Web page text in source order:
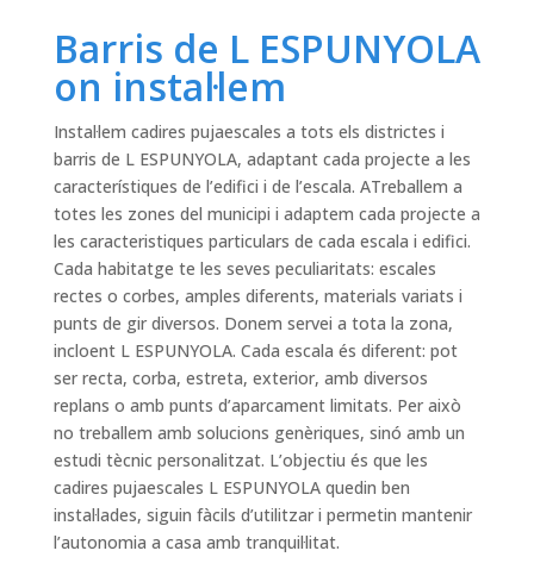
Barris de L ESPUNYOLA
on instal·lem
Instal·lem cadires pujaescales a tots els districtes i
barris de L ESPUNYOLA, adaptant cada projecte a les
característiques de l’edifici i de l’escala. ATreballem a
totes les zones del municipi i adaptem cada projecte a
les caracteristiques particulars de cada escala i edifici.
Cada habitatge te les seves peculiaritats: escales
rectes o corbes, amples diferents, materials variats i
punts de gir diversos. Donem servei a tota la zona,
incloent L ESPUNYOLA. Cada escala és diferent: pot
ser recta, corba, estreta, exterior, amb diversos
replans o amb punts d’aparcament limitats. Per això
no treballem amb solucions genèriques, sinó amb un
estudi tècnic personalitzat. L’objectiu és que les
cadires pujaescales L ESPUNYOLA quedin ben
instal·lades, siguin fàcils d’utilitzar i permetin mantenir
l’autonomia a casa amb tranquil·litat.